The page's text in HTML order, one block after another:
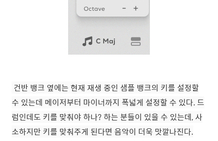
건반 뱅크 옆에는 현재 재생 중인 샘플 뱅크의 키를 설정할
수 있는데 메이저부터 마이너까지 폭넓게 설정할 수 있다. 드
럼인데도 키를 맞춰야 하나? 하는 분들이 있을 수 있는데, 사
소하지만 키를 맞춰주게 된다면 음악이 더욱 맛깔나진다.